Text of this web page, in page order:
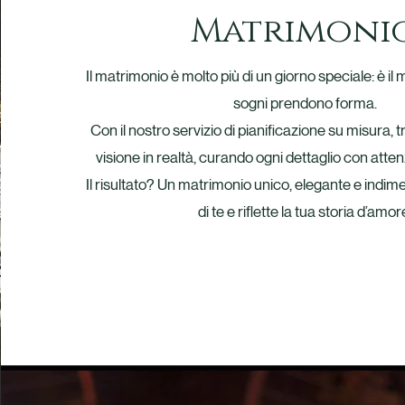
Il matrimonio è molto più di un giorno speciale: è il
sogni prendono forma.
Con il nostro servizio di pianificazione su misura,
visione in realtà, curando ogni dettaglio con
Il risultato? Un matrimonio unico, elegante e
di te e riflette la tua storia